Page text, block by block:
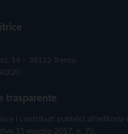
14 – 38122 Trento
trasparente
i contributi pubblici all'editoria
15 maggio 2017, n. 70.